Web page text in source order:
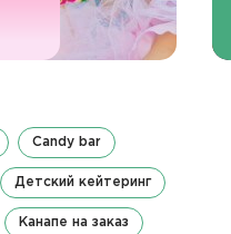
Candy bar
Детский кейтеринг
Канапе на заказ